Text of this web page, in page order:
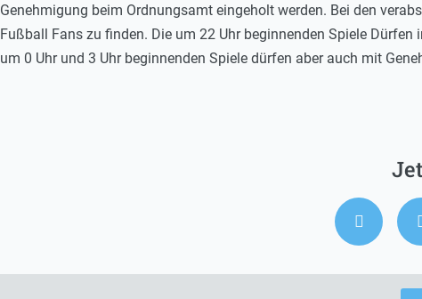
Genehmigung beim Ordnungsamt eingeholt werden. Bei den
Fußball Fans zu finden. Die um 22 Uhr beginnenden Spiele
um 0 Uhr und 3 Uhr beginnenden Spiele dürfen aber auch mit